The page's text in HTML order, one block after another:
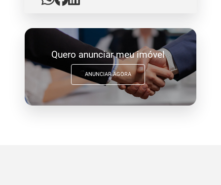
Quero anunciar meu imóvel
ANUNCIAR AGORA